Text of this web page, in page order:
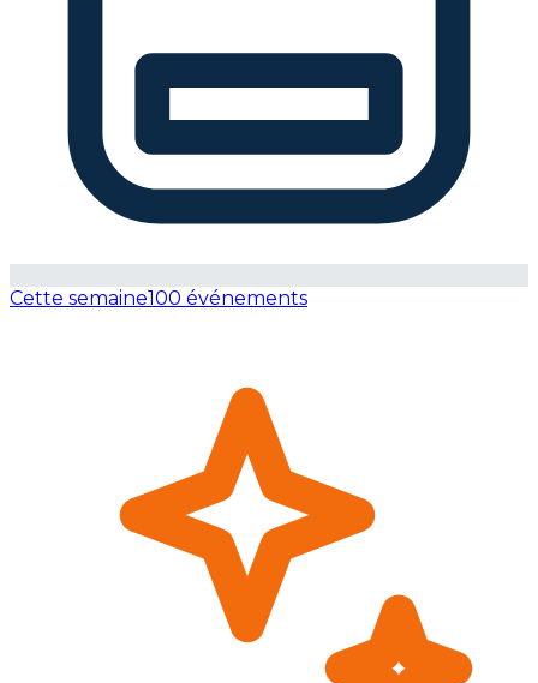
Cette semaine100 événements